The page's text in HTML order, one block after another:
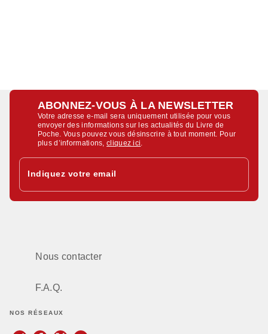
ABONNEZ-VOUS À LA NEWSLETTER
Votre adresse e-mail sera uniquement utilisée pour vous
envoyer des informations sur les actualités du Livre de
Poche. Vous pouvez vous désinscrire à tout moment. Pour
plus d’informations,cliquez ici
Indiquez votre email
Nous contacter
F.A.Q.
NOS RÉSEAUX